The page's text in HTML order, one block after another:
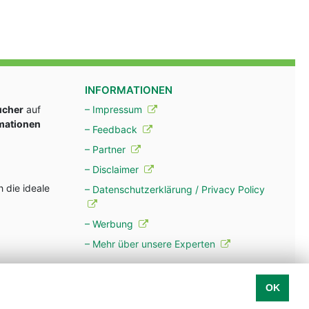
auf
die ideale
INFORMATIONEN
– Impressum
– Feedback
– Partner
– Disclaimer
– Datenschutzerklärung / Privacy Policy
– Werbung
– Mehr über unsere Experten
OK